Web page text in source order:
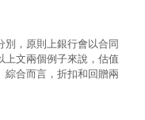
別，原則上銀行會以合同
上文兩個例子來說，估值
合而言，折扣和回贈兩